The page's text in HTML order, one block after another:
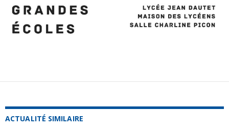
ACTUALITÉ SIMILAIRE